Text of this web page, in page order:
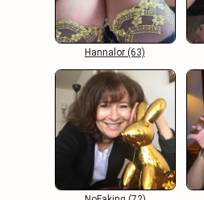
Hannalor (63)